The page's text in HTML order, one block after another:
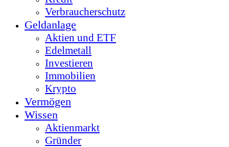
Verbraucherschutz
Geldanlage
Aktien und ETF
Edelmetall
Investieren
Immobilien
Krypto
Vermögen
Wissen
Aktienmarkt
Gründer